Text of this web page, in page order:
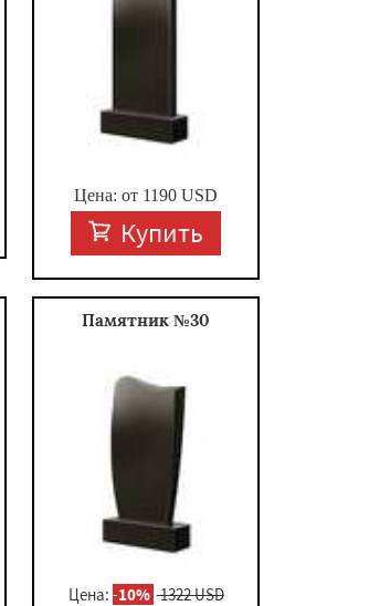
Цена: от 1190 USD
Купить
Памятник №30
Цена: -10% 1322 USD